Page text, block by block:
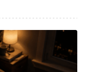
neuropática o
Biomedicina
I.; Paz Aparicio, J.